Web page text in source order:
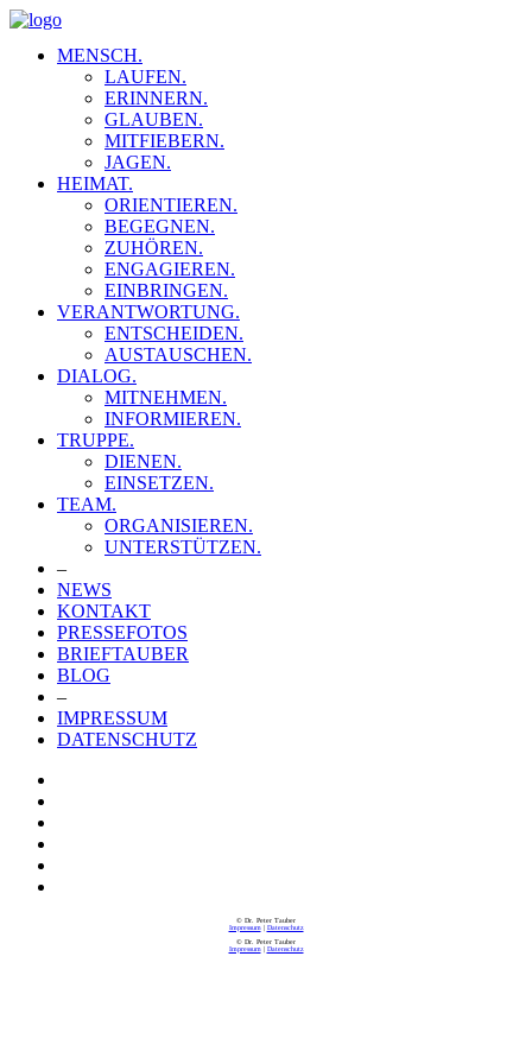
MENSCH.
LAUFEN.
ERINNERN.
GLAUBEN.
MITFIEBERN.
JAGEN.
HEIMAT.
ORIENTIEREN.
BEGEGNEN.
ZUHÖREN.
ENGAGIEREN.
EINBRINGEN.
VERANTWORTUNG.
ENTSCHEIDEN.
AUSTAUSCHEN.
DIALOG.
MITNEHMEN.
INFORMIEREN.
TRUPPE.
DIENEN.
EINSETZEN.
TEAM.
ORGANISIEREN.
UNTERSTÜTZEN.
–
NEWS
KONTAKT
PRESSEFOTOS
BRIEFTAUBER
BLOG
–
IMPRESSUM
DATENSCHUTZ
© Dr. Peter Tauber
Impressum| Datenschutz
© Dr. Peter Tauber
Impressum| Datenschutz